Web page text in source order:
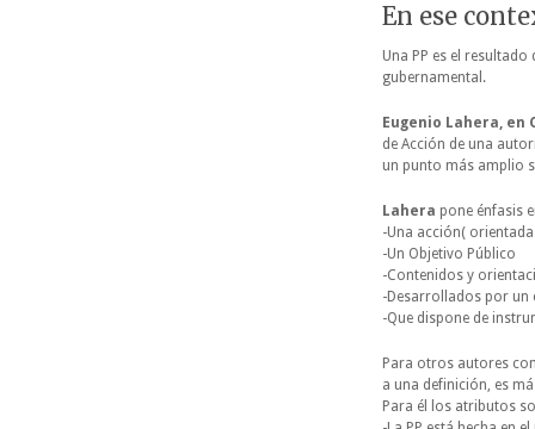
En ese
Una PP es el
gubernamental.
Eugenio Lahera, en
de Acción de una
un punto más amplio
Lahera pone énfasis
-Una acción(
-Un Objetivo Público
-Contenidos y
-Desarrollados por un
-Que dispone de
Para otros autores
a una definición, es
Para él los atributos